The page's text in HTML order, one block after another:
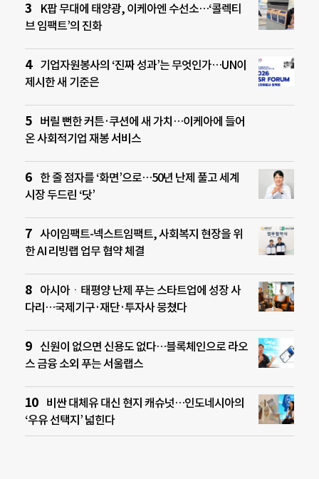
K팝 무대에 태양광, 이케아엔 수선소…‘콜렉티
브 임팩트’의 진화
기업자원봉사의 ‘진짜 성과’는 무엇인가…UN이
제시한 새 기준은
버릴 뻔한 커튼·쿠션에 새 가치…이케아에 들어
온 사회적기업 재봉 서비스
한 줄 점자를 ‘화면’으로…50년 난제 풀고 세계
시장 두드린 ‘닷’
사이임팩트-넥스트임팩트, 사회복지 현장을 위
한 AI 리빙랩 업무 협약 체결
아시아ㆍ태평양 난제 푸는 스타트업에 성장 사
다리…국제기구·재단·투자사 뭉쳤다
신원이 없으면 신용도 없다…블록체인으로 라오
스 금융 소외 푸는 서울랩스
비싼 대체유 대신 현지 캐슈넛…인도네시아의
‘우유 선택지’ 넓힌다